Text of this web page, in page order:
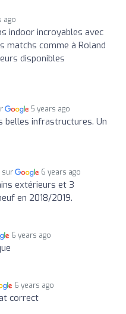
ago
indoor incroyables avec
matchs comme à Roland
disponibles
5 years ago
belles infrastructures. Un
sur 6 years ago
extérieurs et 3
en 2018/2019.
6 years ago
6 years ago
correct